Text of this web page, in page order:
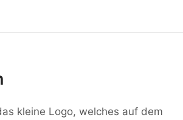
kleine Logo, welches auf dem